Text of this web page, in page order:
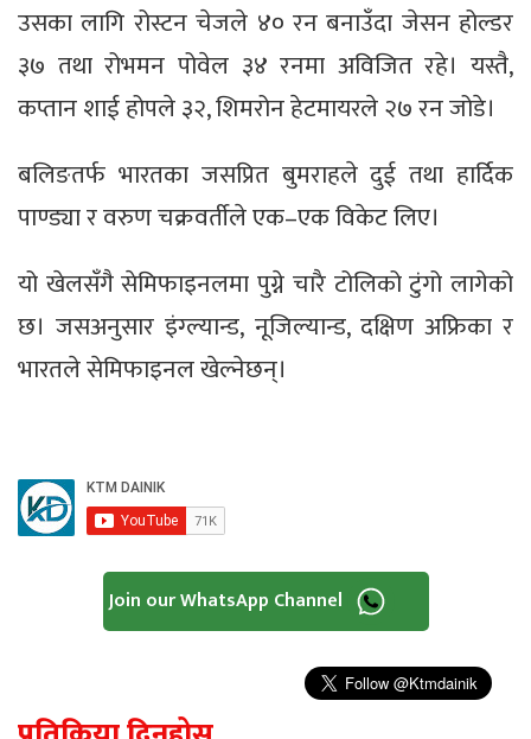
उसका लागि रोस्टन चेजले ४० रन बनाउँदा जेसन होल्डर
३७ तथा रोभमन पोवेल ३४ रनमा अविजित रहे। यस्तै,
कप्तान शाई होपले ३२, शिमरोन हेटमायरले २७ रन जोडे।
बलिङतर्फ भारतका जसप्रित बुमराहले दुई तथा हार्दिक
पाण्ड्या र वरुण चक्रवर्तीले एक–एक विकेट लिए।
यो खेलसँगै सेमिफाइनलमा पुग्ने चारै टोलिको टुंगो लागेको
छ। जसअनुसार इंग्ल्यान्ड, नूजिल्यान्ड, दक्षिण अफ्रिका र
भारतले सेमिफाइनल खेल्नेछन्।
Join our WhatsApp Channel